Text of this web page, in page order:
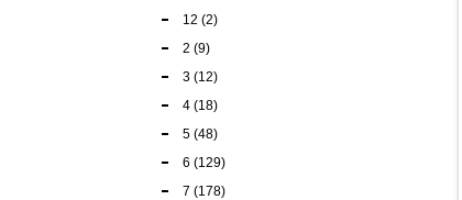
12 (2)
2 (9)
3 (12)
4 (18)
5 (48)
6 (129)
7 (178)